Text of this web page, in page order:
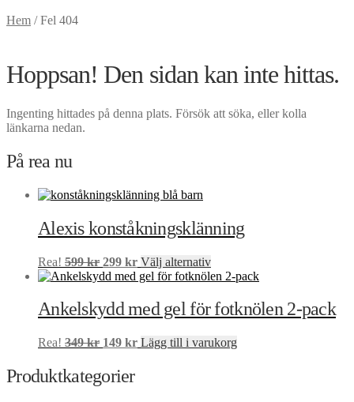
Hem /Fel 404
Hoppsan! Den sidan kan inte hittas.
Ingenting hittades på denna plats. Försök att söka, eller kolla
länkarna nedan.
På rea nu
Alexis konståkningsklänning
Rea! 599kr Det
ursprungliga
var:
599 kr.
299 krDet
nuvarande
är:
299 kr.
Välj alternativDen
här
har
flera
De
Ankelskydd med gel för fotknölen 2-pack
Rea! 349kr Det
priset
var:
149 krDet
Lägg till i varukorg
Produktkategorier